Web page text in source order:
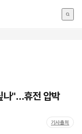
나"…휴전 압박
기사출처